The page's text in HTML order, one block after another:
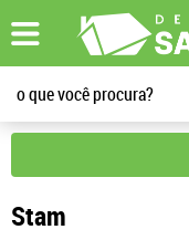
Stam